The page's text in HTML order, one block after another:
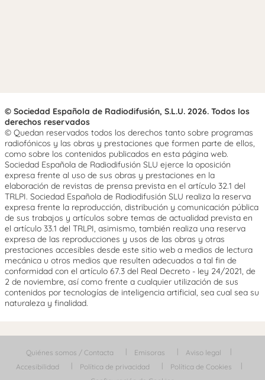
© Sociedad Española de Radiodifusión, S.L.U. 2026. Todos los
derechos reservados
© Quedan reservados todos los derechos tanto sobre programas
radiofónicos y las obras y prestaciones que formen parte de ellos,
como sobre los contenidos publicados en esta página web.
Sociedad Española de Radiodifusión SLU ejerce la oposición
expresa frente al uso de sus obras y prestaciones en la
elaboración de revistas de prensa prevista en el artículo 32.1 del
TRLPI. Sociedad Española de Radiodifusión SLU realiza la reserva
expresa frente la reproducción, distribución y comunicación pública
de sus trabajos y artículos sobre temas de actualidad prevista en
el artículo 33.1 del TRLPI, asimismo, también realiza una reserva
expresa de las reproducciones y usos de las obras y otras
prestaciones accesibles desde este sitio web a medios de lectura
mecánica u otros medios que resulten adecuados a tal fin de
conformidad con el artículo 67.3 del Real Decreto - ley 24/2021, de
2 de noviembre, así como frente a cualquier utilización de sus
contenidos por tecnologías de inteligencia artificial, sea cual sea su
naturaleza y finalidad.
Quiénes somos / Contacta Emisoras
Aviso legal
Accesibilidad
Política de privacidad
Política de Cookies